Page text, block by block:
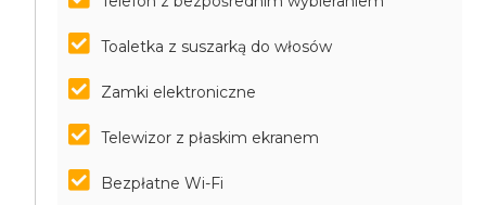
Toaletka z suszarką do włosów
Zamki elektroniczne
Telewizor z płaskim ekranem
Bezpłatne Wi-Fi